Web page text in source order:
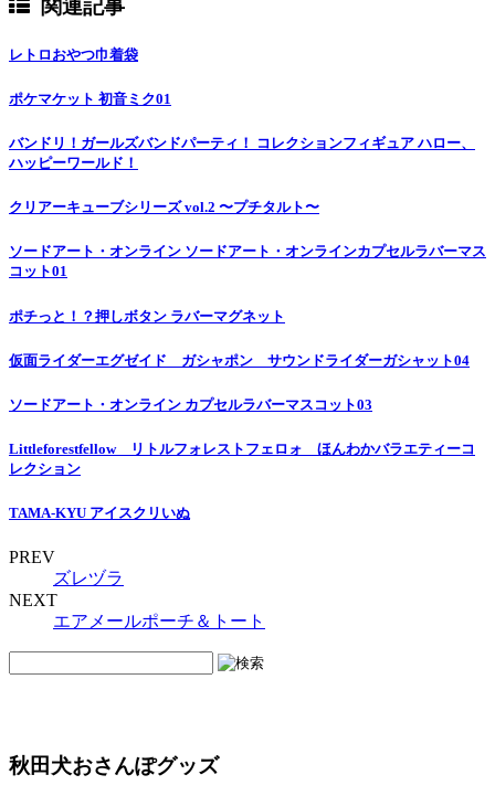
関連記事
レトロおやつ巾着袋
ポケマケット 初音ミク01
バンドリ！ガールズバンドパーティ！ コレクションフィギュア ハロー、
ハッピーワールド！
クリアーキューブシリーズ vol.2 〜プチタルト〜
ソードアート・オンライン ソードアート・オンラインカプセルラバーマス
コット01
ポチっと！？押しボタン ラバーマグネット
仮面ライダーエグゼイド ガシャポン サウンドライダーガシャット04
ソードアート・オンライン カプセルラバーマスコット03
Littleforestfellow リトルフォレストフェロォ ほんわかバラエティーコ
レクション
TAMA-KYU アイスクリいぬ
PREV
ズレヅラ
NEXT
エアメールポーチ＆トート
秋田犬おさんぽグッズ